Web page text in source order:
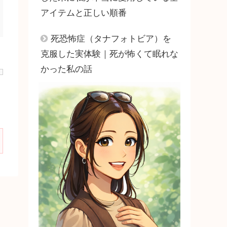
アイテムと正しい順番
死恐怖症（タナフォトビア）を
克服した実体験｜死が怖くて眠れな
かった私の話